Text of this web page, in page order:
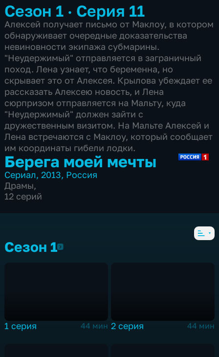
Сезон 1 · Серия 11
Алексей получает письмо от Маклоу, в котором
обнаруживает очередные доказательства
невиновности экипажа субмарины.
"Неудержимый" отправляется в заграничный
поход. Лена узнает, что беременна, но
скрывает это от Алексея. Крылова убеждает ее
рассказать Алексею новость, и Лена
сюрпризом отправляется на Мальту, куда
"Неудержимый" должен зайти с
дружественным визитом. На Мальте Алексей и
Лена встречаются с Маклоу, который сообщает
им координаты гибели лодки.
Берега моей мечты
Сериал,2013, Россия
Драмы,
12 серий
Сезон 1Сезон 1
1 серия 44 мин 2 серия 44 мин